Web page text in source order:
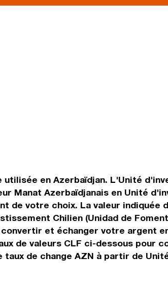
utilisée en Azerbaïdjan. L'Unité
Manat Azerbaïdjanais en Unité
de votre choix. La valeur indiquée
Chilien (Unidad de
et échanger votre argent
de valeurs CLF ci-dessous pour
taux de change AZN à partir de